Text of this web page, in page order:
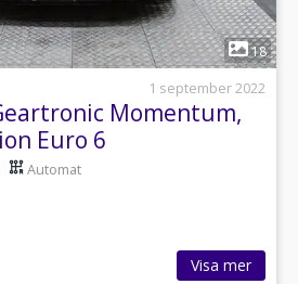
1
18
1 september 2022
Momentum,
Euro 6
Automat
Visa mer